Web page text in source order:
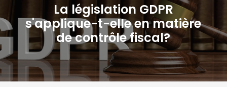
La législation GDPR
s'applique-t-elle en matière
de contrôle fiscal?